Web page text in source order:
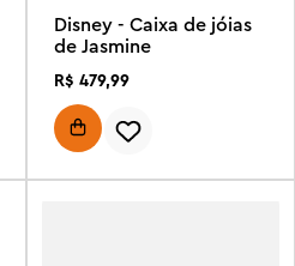
Disney - Caixa de jóias
de Jasmine
R$ 479,99